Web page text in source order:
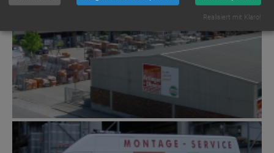
Realisiert mit Klaro!